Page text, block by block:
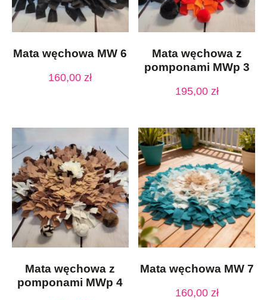
Mata węchowa MW 6
160,00 zł
Mata węchowa z
pomponami MWp 3
195,00 zł
Mata węchowa z
pomponami MWp 4
Mata węchowa MW 7
160,00 zł